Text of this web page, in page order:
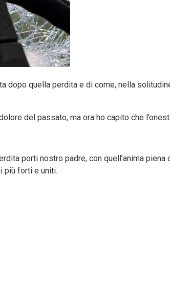
quella perdita e di come, nella
del passato, ma ora ho capito che
porti nostro padre, con quell’anima
più forti e uniti.